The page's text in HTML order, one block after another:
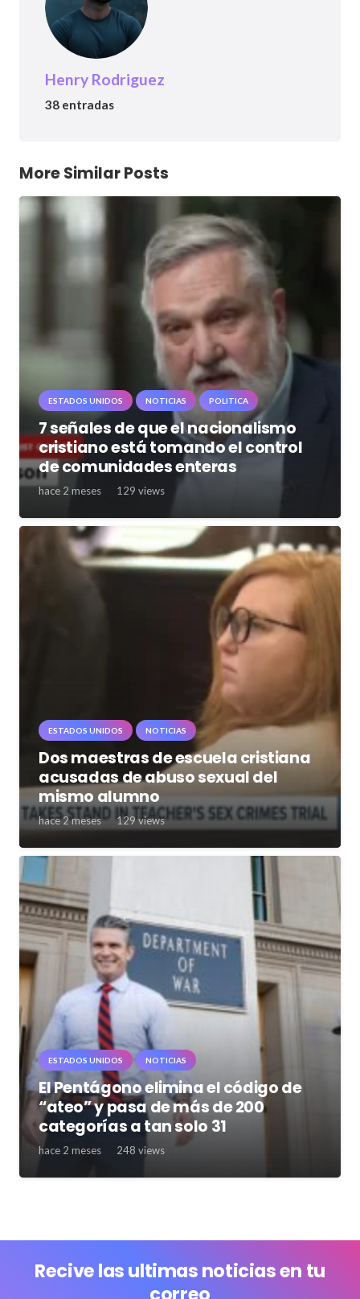
Henry Rodriguez
38 entradas
More Similar Posts
ESTADOS UNIDOS NOTICIAS POLITICA
7 señales de que el nacionalismo
cristiano está tomando el control
de comunidades enteras
hace 2 meses 129 views
ESTADOS UNIDOS NOTICIAS
Dos maestras de escuela cristiana
acusadas de abuso sexual del
mismo alumno
hace 2 meses 129views
ESTADOS UNIDOS NOTICIAS
El Pentágono elimina el código de
“ateo” y pasa de más de 200
categorías a tan solo 31
hace 2 meses 248 views
Recive las ultimas noticias en tu